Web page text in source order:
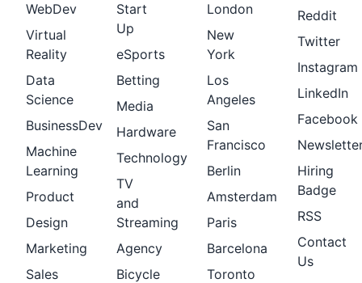
WebDev
Virtual
Reality
Data
Science
BusinessDev
Machine
Learning
Product
Design
Marketing
Sales
Start
Up
eSports
Betting
Media
Hardware
Technology
TV
and
Streaming
Agency
Bicycle
London
New
York
Los
Angeles
San
Francisco
Berlin
Amsterdam
Paris
Barcelona
Toronto
Reddit
Twitter
Instagram
LinkedIn
Facebook
Hiring
Badge
RSS
Contact
Us